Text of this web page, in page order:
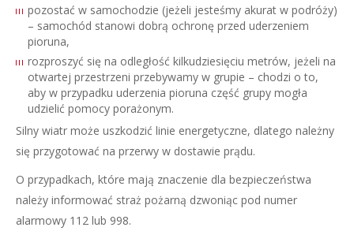
pozostać w samochodzie (jeżeli jesteśmy akurat w podróży)
– samochód stanowi dobrą ochronę przed uderzeniem
pioruna,
rozproszyć się na odległość kilkudziesięciu metrów, jeżeli na
otwartej przestrzeni przebywamy w grupie – chodzi o to,
aby w przypadku uderzenia pioruna część grupy mogła
udzielić pomocy porażonym.
Silny wiatr może uszkodzić linie energetyczne, dlatego należny
się przygotować na przerwy w dostawie prądu.
O przypadkach, które mają znaczenie dla bezpieczeństwa
należy informować straż pożarną dzwoniąc pod numer
alarmowy 112 lub 998.